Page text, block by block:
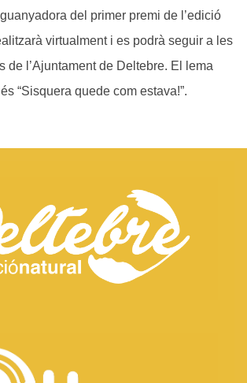
del primer premi de l’edició
virtualment i es podrà seguir a les
de l’Ajuntament de Deltebre. El lema
“Sisquera quede com estava!”.